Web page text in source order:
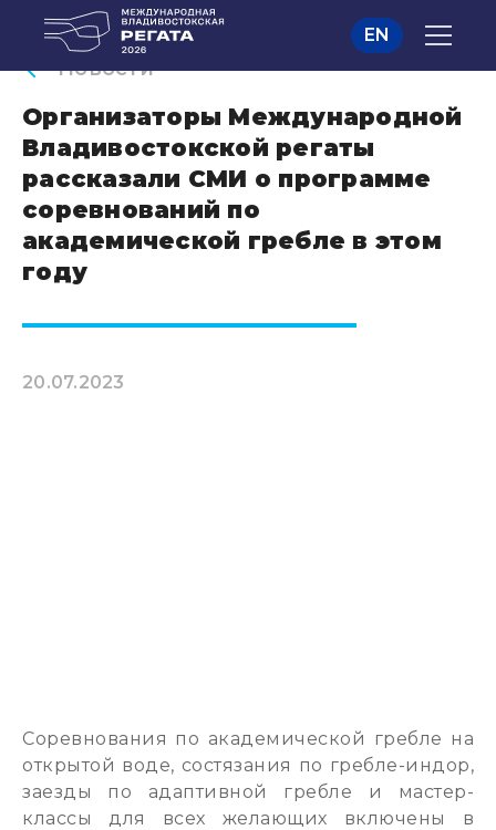
EN
Новости
Организаторы Международной
Владивостокской регаты
рассказали СМИ о программе
соревнований по
академической гребле в этом
году
20.07.2023
Соревнования по академической гребле на
открытой воде, состязания по гребле-индор,
заезды по адаптивной гребле и мастер-
классы для всех желающих включены в